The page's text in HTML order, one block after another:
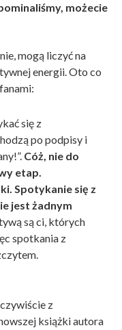
możecie
mogą liczyć na
energii. Oto co
się z
po podpisy i
Cóż, nie do
etap.
Spotykanie się z
jest żadnym
są ci, których
spotkania z
z
książki autora